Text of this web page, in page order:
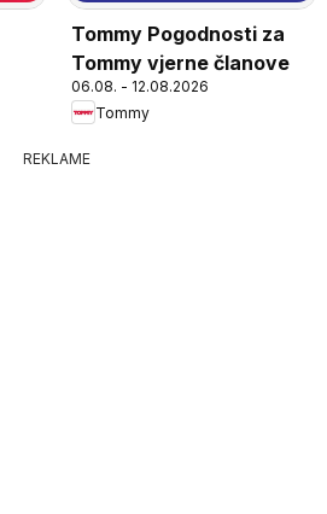
Tommy Pogodnosti za
Tommy vjerne članove
06.08. - 12.08.2026
Tommy
REKLAME